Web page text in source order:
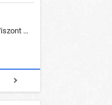
Amióta bejött, csak ezzel játszom. Viszont mint minden más - akár az alapjáték is, ez is baromira összetett lett. Néha már pár kör után is esélytelen az egész. Vagy irreállisan túltápol valaki, vagy lelép a partner, vagy csak hülye mint a segg. És amikor eljönne az én időm, na akkor jön el mindenki másé is. Engem jobban érdekelne, hogy ki milyen ratingen szokott játszani. Na ez lenne egy érdekes adat.